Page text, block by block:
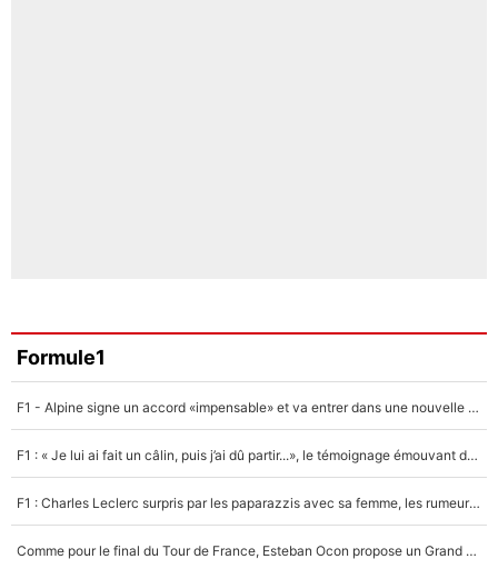
Formule1
F1 - Alpine signe un accord «impensable» et va entrer dans une nouvelle dimension : Grande nouvelle pour Pierre Gasly !
F1 : « Je lui ai fait un câlin, puis j’ai dû partir...», le témoignage émouvant de Max Verstappen sur sa fille
F1 : Charles Leclerc surpris par les paparazzis avec sa femme, les rumeurs étaient vraies !
Comme pour le final du Tour de France, Esteban Ocon propose un Grand Prix de Formule 1 à Paris : «Autour de l’Arc de Triomphe, ce serait génial» !